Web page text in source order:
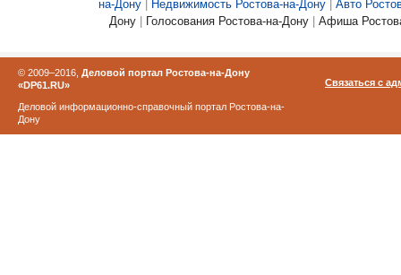
на-Дону Недвижимость Ростова-на-Дону
Авто
Дону
Голосования Ростова-на-Дону Афиша
© 2009–2016, Деловой портал Ростова-на-Дону
«DP61.RU»
Деловой информационно-справочный портал Ростова-на-
Дону
Связаться с